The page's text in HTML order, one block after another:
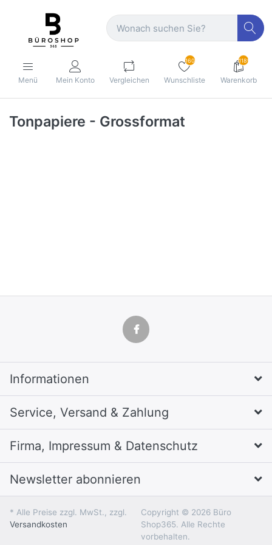
Menü Mein Konto Vergleichen
160
Wunschliste
1189
Warenkorb
Tonpapiere - Grossformat
Informationen
Service, Versand & Zahlung
Firma, Impressum & Datenschutz
Newsletter abonnieren
* Alle Preise zzgl. MwSt., zzgl.
Versandkosten
Copyright © 2026 Büro
Shop365. Alle Rechte
vorbehalten.